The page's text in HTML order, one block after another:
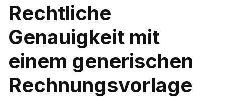
Rechtliche
Genauigkeit mit
einem generischen
Rechnungsvorlage